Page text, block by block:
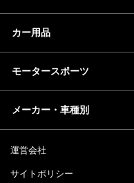
カー用品
モータースポーツ
メーカー・車種別
運営会社
サイトポリシー